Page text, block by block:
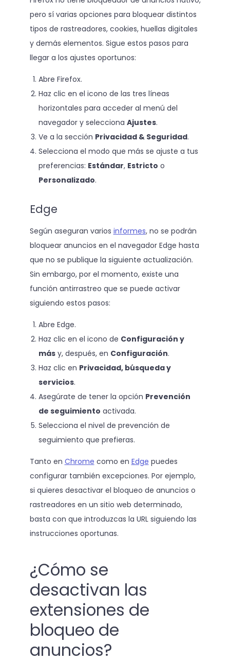
pero sí varias opciones para bloquear distintos
tipos de rastreadores, cookies, huellas digitales
y demás elementos. Sigue estos pasos para
llegar a los ajustes oportunos:
Abre Firefox.
Haz clic en el icono de las tres líneas
horizontales para acceder al menú del
navegador y selecciona Ajustes.
Ve a la sección Privacidad & Seguridad.
Selecciona el modo que más se ajuste a tus
preferencias: Estándar, Estricto o
Personalizado.
Edge
Según aseguran varios informes, no se podrán
bloquear anuncios en el navegador Edge hasta
que no se publique la siguiente actualización.
Sin embargo, por el momento, existe una
función antirrastreo que se puede activar
siguiendo estos pasos:
Abre Edge.
Haz clic en el icono de Configuración y
más y, después, en Configuración.
Haz clic en Privacidad, búsqueda y
servicios.
Asegúrate de tener la opción Prevención
de seguimiento activada.
Selecciona el nivel de prevención de
seguimiento que prefieras.
Tanto en Chrome como en Edge puedes
configurar también excepciones. Por ejemplo,
si quieres desactivar el bloqueo de anuncios o
rastreadores en un sitio web determinado,
basta con que introduzcas la URL siguiendo las
instrucciones oportunas.
¿Cómo se
desactivan las
extensiones de
bloqueo de
anuncios?